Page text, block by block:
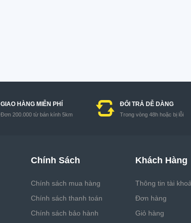
GIAO HÀNG MIỄN PHÍ
Đơn 200.000 từ bán kính 5km
ĐỔI TRẢ DỄ DÀNG
Trong vòng 48h hoặc bị lỗi
Chính Sách
Chính sách mua hàng
Chính sách thanh toán
Chính sách bảo hành
Khách Hàng
Thông tin tài
Đơn hàng
Giỏ hàng